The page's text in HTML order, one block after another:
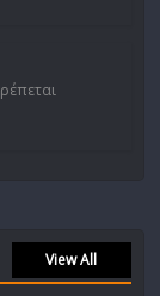
View All